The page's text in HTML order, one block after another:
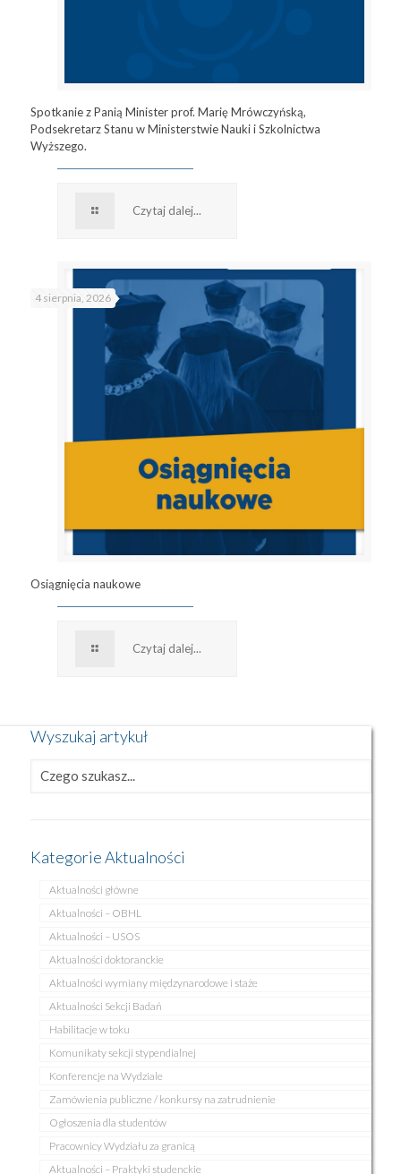
Spotkanie z Panią Minister prof. Marię Mrówczyńską,
Podsekretarz Stanu w Ministerstwie Nauki i Szkolnictwa
Wyższego.
Czytaj dalej...
4 sierpnia, 2026
Osiągnięcia naukowe
Czytaj dalej...
Wyszukaj artykuł
Kategorie Aktualności
Aktualności główne
Aktualności – OBHL
Aktualności – USOS
Aktualności doktoranckie
Aktualności wymiany międzynarodowe i staże
Aktualności Sekcji Badań
Habilitacje w toku
Komunikaty sekcji stypendialnej
Konferencje na Wydziale
Zamówienia publiczne / konkursy na zatrudnienie
Ogłoszenia dla studentów
Pracownicy Wydziału za granicą
Aktualności – Praktyki studenckie